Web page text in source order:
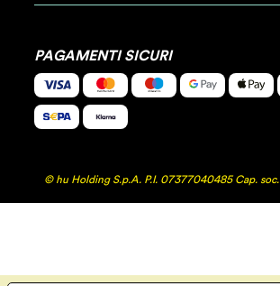
PAGAMENTI SICURI
© hu Holding S.p.A. P.I. 07377040485 Cap. soc.